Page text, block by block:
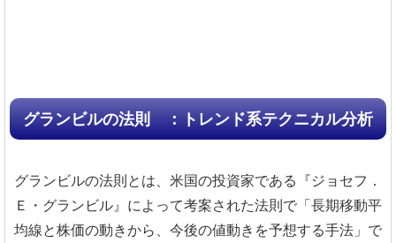
グランビルの法則 ：トレンド系テクニカル分析
グランビルの法則とは、米国の投資家である『ジョセフ．
Ｅ・グランビル』によって考案された法則で「長期移動平
均線と株価の動きから、今後の値動きを予想する手法」で